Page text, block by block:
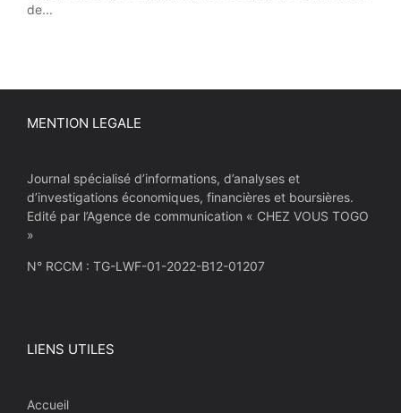
de...
MENTION LEGALE
Journal spécialisé d’informations, d’analyses et
d’investigations économiques, financières et boursières.
Edité par l’Agence de communication « CHEZ VOUS TOGO
»
N° RCCM : TG-LWF-01-2022-B12-01207
LIENS UTILES
Accueil